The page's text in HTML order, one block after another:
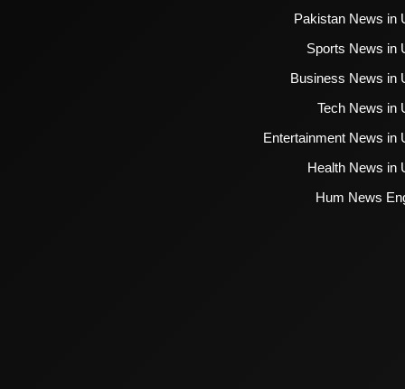
Pakistan News in
Sports News in
Business News in
Tech News in
Entertainment News in
Health News in
Hum News